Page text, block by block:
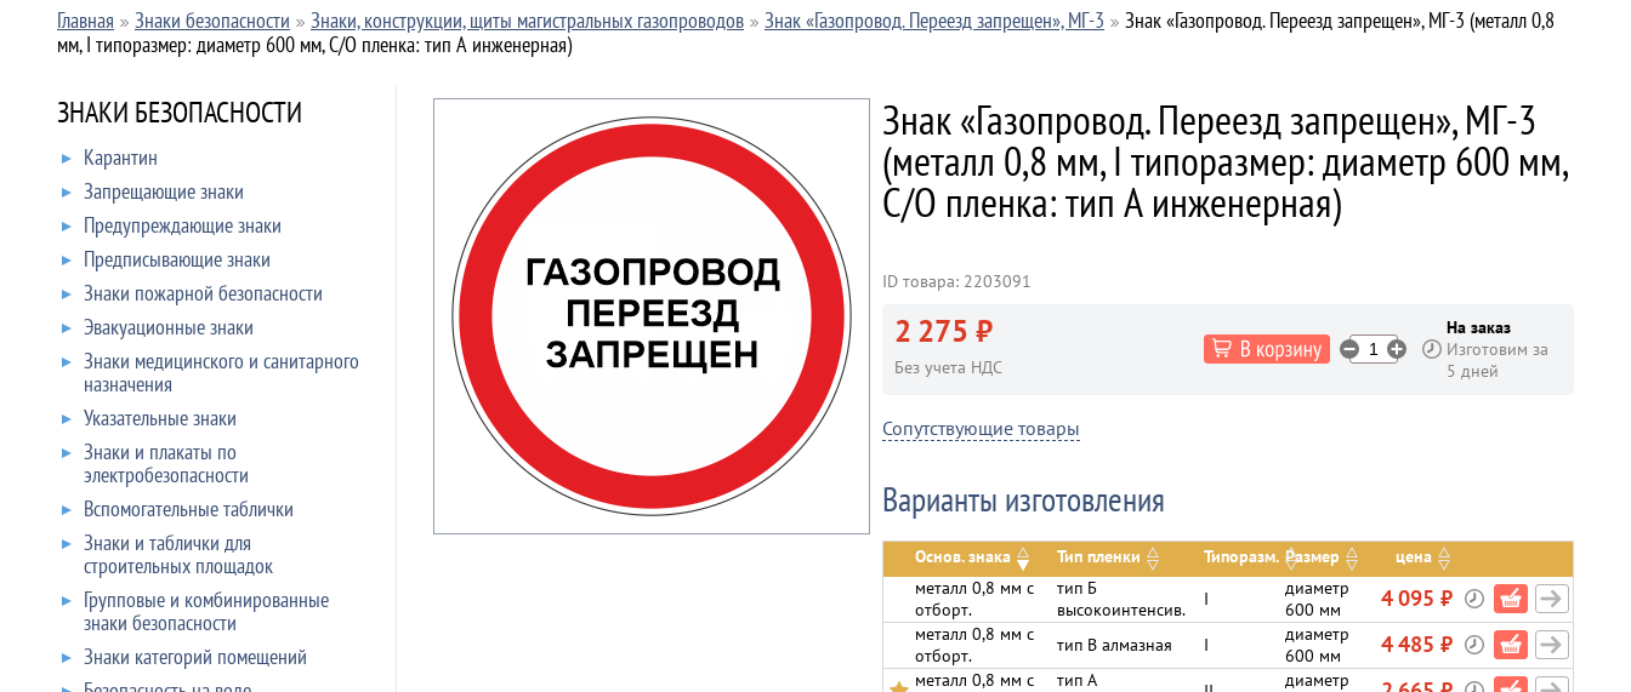
Главная Знаки безопасности Знаки, конструкции, щиты магистральных газопроводов Знак «Газопровод. Переезд запрещен», МГ-3
Знак «Газопровод. Переезд запрещен», МГ-3 (металл 0,8
мм, I типоразмер: диаметр 600 мм, С/О пленка: тип А инженерная)
ЗНАКИ БЕЗОПАСНОСТИ
Карантин
Запрещающие знаки
Предупреждающие знаки
Предписывающие знаки
Знаки пожарной безопасности
Эвакуационные знаки
Знаки медицинского и санитарного
назначения
Указательные знаки
Знаки и плакаты по
электробезопасности
Вспомогательные таблички
Знаки и таблички для
строительных площадок
Групповые и комбинированные
знаки безопасности
Знаки категорий помещений
Знак «Газопровод. Переезд запрещен», МГ-3
(металл 0,8 мм, I типоразмер: диаметр 600 мм,
С/О пленка: тип А инженерная)
ID товара: 2203091
2 275 ₽
Без учета НДС
На заказ
Изготовим за
5 дней
Сопутствующие товары
Варианты изготовления
Основ. знака Тип пленки Типоразм. Размер
цена
металл 0,8 мм с
отборт.
тип Б
высокоинтенсив.
I
диаметр
600 мм
4 095 ₽
металл 0,8 мм с
отборт.
тип В алмазная I
диаметр
600 мм
4 485 ₽
металл 0,8 мм с
тип А
диаметр